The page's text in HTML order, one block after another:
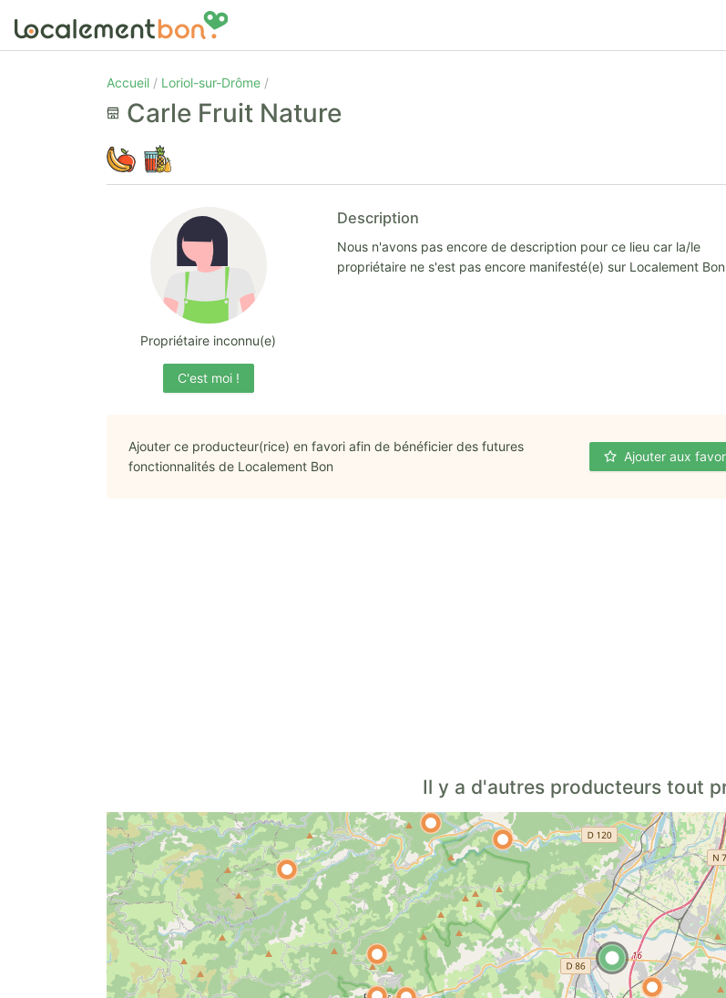
Accueil Loriol-sur-Drôme
Carle Fruit Nature
Propriétaire inconnu(e)
C'est moi !
Description
Nous n'avons pas encore de description pour ce lieu car la/le
propriétaire ne s'est pas encore manifesté(e) sur Localement Bon
Ajouter ce producteur(rice) en favori afin de bénéficier des futures
fonctionnalités de Localement Bon
Ajouter aux
Il y a d'autres producteurs tout